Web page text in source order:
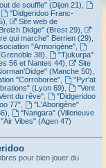
de souffle" (Dijon 21)
"Didgeridoo Franc-
Site web de
Didge" (Brest 29)
qui marche" Berrien (29)
"Armorigène",
38)
"Tjukurpa"
56 et Nantes 44)
Site
(Manche 50)
"Corroboree",
"Pyr'at
(Lyon 69)
"Vent
du rêve",
"Didgeridoo
77",
"L'Aborigène"
"Nangara" (Villeneuve
"Air Vibes" (Agen 47)
pour bien jouer du